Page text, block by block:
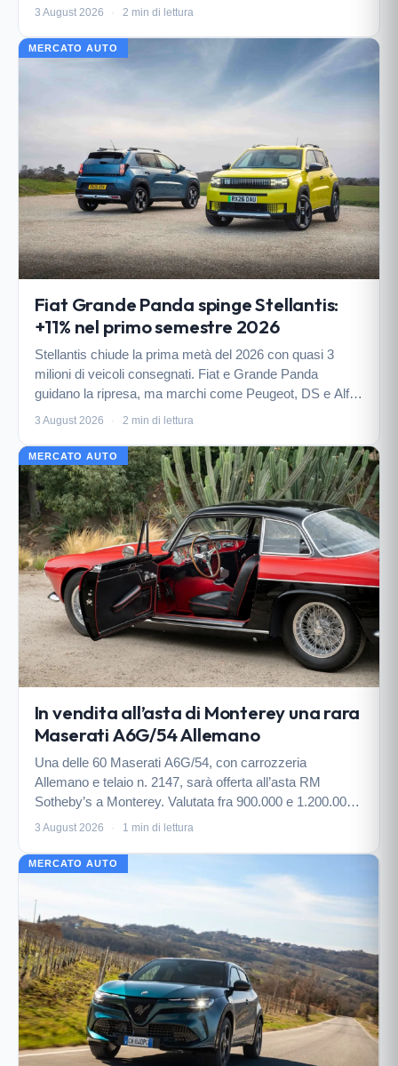
gamma, ma il CEO Xavier Peugeot guarda al futuro con
3 August 2026 · 2 min di lettura
MERCATO AUTO
Fiat Grande Panda spinge Stellantis:
+11% nel primo semestre 2026
Stellantis chiude la prima metà del 2026 con quasi 3
milioni di veicoli consegnati. Fiat e Grande Panda
guidano la ripresa, ma marchi come Peugeot, DS e Alfa
Romeo faticano.
3 August 2026 · 2 min di lettura
MERCATO AUTO
In vendita all’asta di Monterey una rara
Maserati A6G/54 Allemano
Una delle 60 Maserati A6G/54, con carrozzeria
Allemano e telaio n. 2147, sarà offerta all’asta RM
Sotheby’s a Monterey. Valutata fra 900.000 e 1.200.000
euro, vanta un recente restauro e un terzo posto al
3 August 2026 · 1 min di lettura
MERCATO AUTO